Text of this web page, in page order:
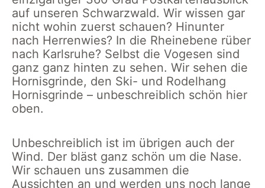
auf unseren Schwarzwald. Wir wissen gar
nicht wohin zuerst schauen? Hinunter
nach Herrenwies? In die Rheinebene rüber
nach Karlsruhe? Selbst die Vogesen sind
ganz ganz hinten zu sehen. Wir sehen die
Hornisgrinde, den Ski- und Rodelhang
Hornisgrinde – unbeschreiblich schön hier
oben.
Unbeschreiblich ist im übrigen auch der
Wind. Der bläst ganz schön um die Nase.
Wir schauen uns zusammen die
Aussichten an und werden uns noch lange